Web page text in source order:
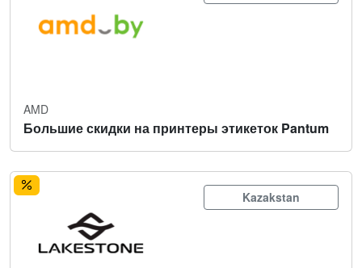
AMD
Большие скидки на принтеры этикеток Pantum
Kazakstan